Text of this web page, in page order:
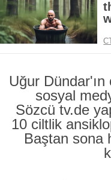
Uğur
sosyal
Sözcü tv.de
10 ciltlik
Baştan sona